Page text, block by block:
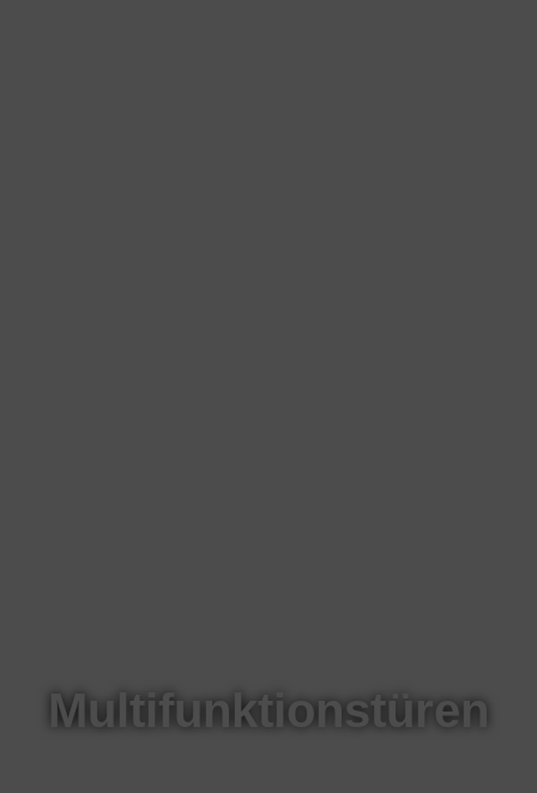
Multifunktionstüren